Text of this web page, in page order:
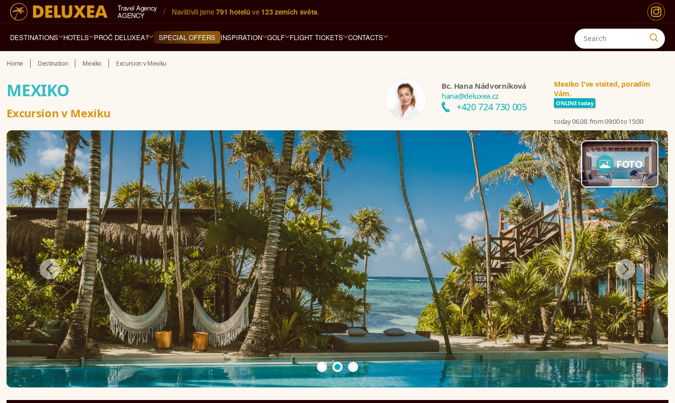
Travel Agency
AGENCY Navštívili jsme 791 hotelů ve 123 zemích světa.
DESTINATIONS HOTELS PROČ DELUXEA? SPECIAL OFFERS INSPIRATION GOLF FLIGHT TICKETS CONTACTS
Home Destination Mexiko Excursion v Mexiku
MEXIKO
Excursion v Mexiku
Bc. Hana Nádvorníková
hana@deluxea.cz
+420 724 730 005
Mexiko I've visited, poradím
Vám.
ONLINE today
today 06.08. from 09:00 to 15:00
FOTO